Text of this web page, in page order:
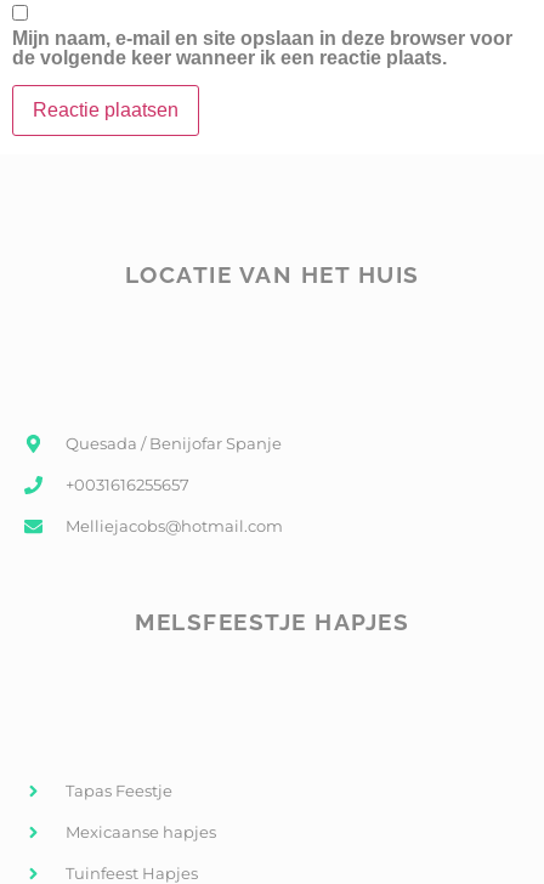
Mijn naam, e-mail en site opslaan in deze browser voor
de volgende keer wanneer ik een reactie plaats.
LOCATIE VAN HET HUIS
Quesada / Benijofar Spanje
+0031616255657
Melliejacobs@hotmail.com
MELSFEESTJE HAPJES
Tapas Feestje
Mexicaanse hapjes
Tuinfeest Hapjes